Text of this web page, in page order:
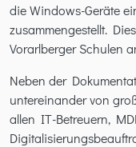
die Windows-Geräte
zusammengestellt.
Vorarlberger Schulen
Neben der
untereinander von
allen IT-Betreuern,